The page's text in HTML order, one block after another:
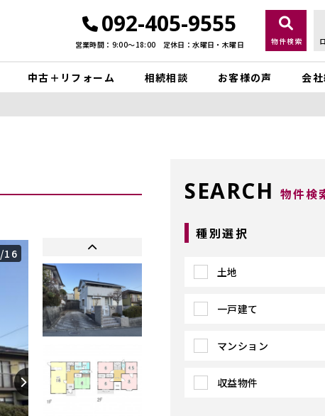
092-405-9555
営業時間：9:00〜18:00 定休日：水曜日・木曜日 物件検索
中古＋リフォーム 相続相談 お客様の声 会
/16
SEARCH 物件検
種別選択
土地
一戸建て
マンション
収益物件